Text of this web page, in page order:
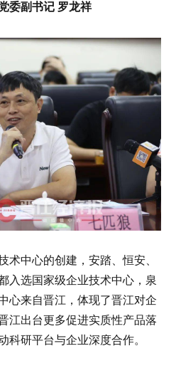
委副书记 罗龙祥
术中心的创建，安踏、恒安、
入选国家级企业技术中心，泉
心来自晋江，体现了晋江对企
江出台更多促进实质性产品落
科研平台与企业深度合作。